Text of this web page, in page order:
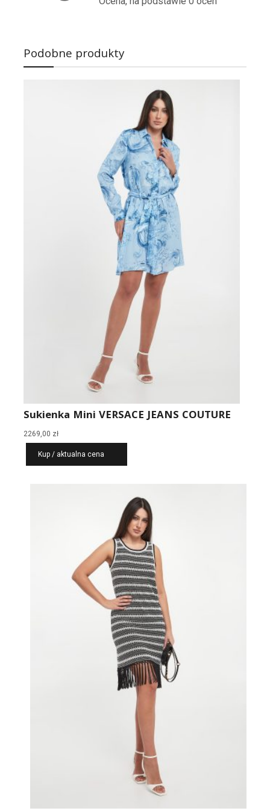
Podobne produkty
Sukienka Mini VERSACE JEANS COUTURE
2269,00 zł
Kup / aktualna cena